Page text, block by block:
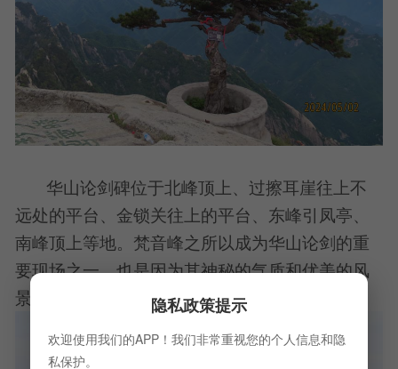
华山论剑碑位于北峰顶上、过擦耳崖往上不
远处的平台、金锁关往上的平台、东峰引凤亭、
南峰顶上等地。梵音峰之所以成为华山论剑的重
要现场之一，也是因为其神秘的气质和优美的风
景。
隐私政策提示
欢迎使用我们的APP！我们非常重视您的个人信息和隐
私保护。